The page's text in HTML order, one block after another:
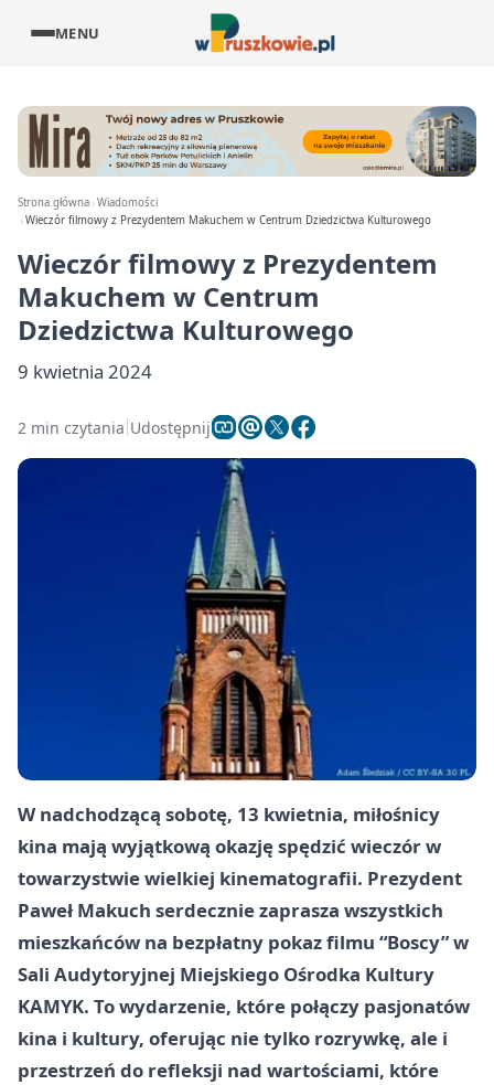
MENU
Strona główna Wiadomości
Wieczór filmowy z Prezydentem Makuchem w Centrum Dziedzictwa Kulturowego
Wieczór filmowy z Prezydentem
Makuchem w Centrum
Dziedzictwa Kulturowego
9 kwietnia 2024
2 min czytania Udostępnij
W nadchodzącą sobotę, 13 kwietnia, miłośnicy
kina mają wyjątkową okazję spędzić wieczór w
towarzystwie wielkiej kinematografii. Prezydent
Paweł Makuch serdecznie zaprasza wszystkich
mieszkańców na bezpłatny pokaz filmu “Boscy” w
Sali Audytoryjnej Miejskiego Ośrodka Kultury
KAMYK. To wydarzenie, które połączy pasjonatów
kina i kultury, oferując nie tylko rozrywkę, ale i
przestrzeń do refleksji nad wartościami, które